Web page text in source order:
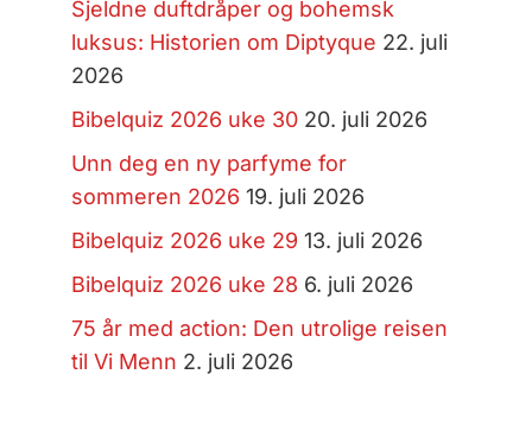
Sjeldne duftdråper og bohemsk
luksus: Historien om Diptyque 22. juli
2026
Bibelquiz 2026 uke 30 20. juli 2026
Unn deg en ny parfyme for
sommeren 2026 19. juli 2026
Bibelquiz 2026 uke 29 13. juli 2026
Bibelquiz 2026 uke 28 6. juli 2026
75 år med action: Den utrolige reisen
til Vi Menn 2. juli 2026